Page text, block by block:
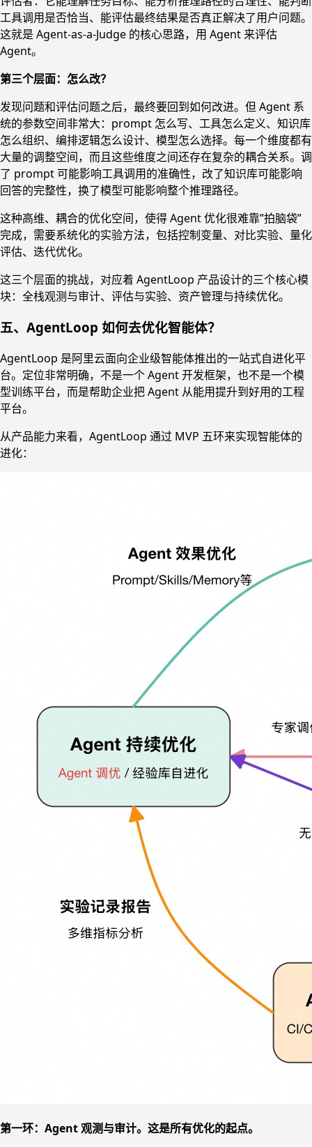
工具调用是否恰当、能评估最终结果是否真正解决了用户问题。
这就是 Agent-as-a-Judge 的核心思路，用 Agent 来评估
Agent。
第三个层面：怎么改？
发现问题和评估问题之后，最终要回到如何改进。但 Agent 系
统的参数空间非常大：prompt 怎么写、工具怎么定义、知识库
怎么组织、编排逻辑怎么设计、模型怎么选择。每一个维度都有
大量的调整空间，而且这些维度之间还存在复杂的耦合关系。调
了 prompt 可能影响工具调用的准确性，改了知识库可能影响
回答的完整性，换了模型可能影响整个推理路径。
这种高维、耦合的优化空间，使得 Agent 优化很难靠”拍脑袋”
完成，需要系统化的实验方法，包括控制变量、对比实验、量化
评估、迭代优化。
这三个层面的挑战，对应着 AgentLoop 产品设计的三个核心模
块：全栈观测与审计、评估与实验、资产管理与持续优化。
五、AgentLoop 如何去优化智能体？
AgentLoop 是阿里云面向企业级智能体推出的一站式自进化平
台。定位非常明确，不是一个 Agent 开发框架，也不是一个模
型训练平台，而是帮助企业把 Agent 从能用提升到好用的工程
平台。
从产品能力来看，AgentLoop 通过 MVP 五环来实现智能体的
进化：
第一环：Agent 观测与审计。这是所有优化的起点。